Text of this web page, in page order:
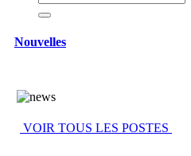
Nouvelles
VOIR TOUS LES POSTES